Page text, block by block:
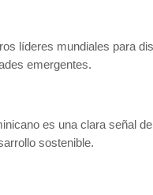
líderes mundiales para
emergentes.
es una clara señal
sostenible.